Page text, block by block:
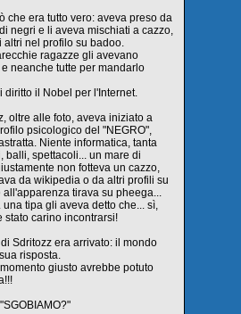
che era tutto vero: aveva preso da
negri e li aveva mischiati a cazzo,
nel profilo su badoo.
ragazze gli avevano
neanche tutte per mandarlo
diritto il Nobel per l'Internet.
oltre alle foto, aveva iniziato a
psicologico del "NEGRO",
Niente informatica, tanta
balli, spettacoli... un mare di
non fotteva un cazzo,
da wikipedia o da altri profili su
tirava su pheega...
tipa gli aveva detto che... sì,
stato carino incontrarsi!
Sdritozz era arrivato: il mondo
risposta.
giusto avrebbe potuto